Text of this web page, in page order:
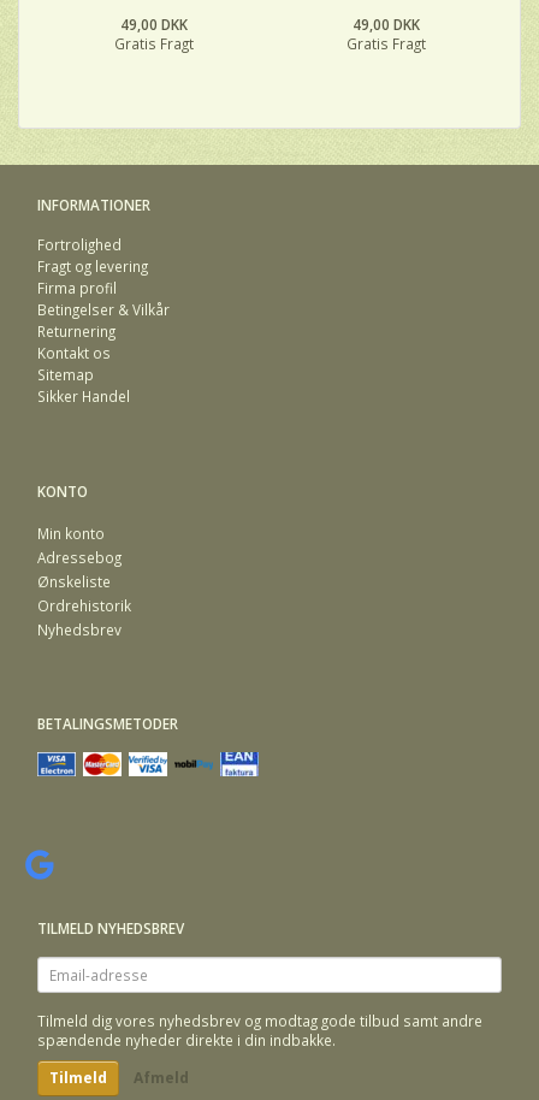
49,00 DKK
Gratis Fragt
49,00 DKK
Gratis Fragt
INFORMATIONER
Fortrolighed
Fragt og levering
Firma profil
Betingelser & Vilkår
Returnering
Kontakt os
Sitemap
Sikker Handel
KONTO
Min konto
Adressebog
Ønskeliste
Ordrehistorik
Nyhedsbrev
BETALINGSMETODER
TILMELD NYHEDSBREV
Email-
adresse
Tilmeld dig vores nyhedsbrev og modtag gode tilbud samt andre
spændende nyheder direkte i din indbakke.
Tilmeld Afmeld